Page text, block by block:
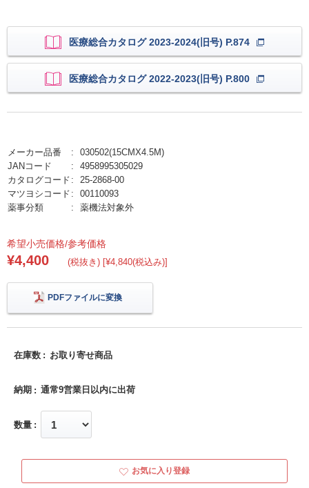
医療総合カタログ 2023-2024(旧号) P.874
医療総合カタログ 2022-2023(旧号) P.800
メーカー品番
030502(15CMX4.5M)
JANコード
4958995305029
カタログコード
25-2868-00
マツヨシコード
00110093
薬事分類
薬機法対象外
希望小売価格/参考価格
¥4,400 (税抜き) [¥4,840(税込み)]
PDFファイルに変換
在庫数 お取り寄せ商品
納期 通常9営業日以内に出荷
数量
お気に入り登録